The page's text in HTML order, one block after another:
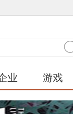
业 游戏